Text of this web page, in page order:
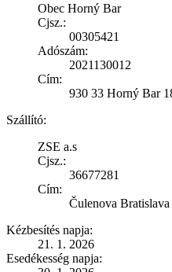
Obec Horný Bar
Cjsz.:
00305421
Adószám:
2021130012
Cím:
930 33 Horný Bar
Szállító:
ZSE a.s
Cjsz.:
36677281
Cím:
Čulenova Bratislava
Kézbesítés napja:
21. 1. 2026
Esedékesség napja: